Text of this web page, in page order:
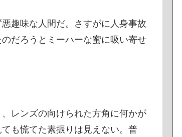
趣味な人間だ。さすがに人身事故
だろうとミーハーな蜜に吸い寄せ
レンズの向けられた方角に何かが
も慌てた素振りは見えない。普